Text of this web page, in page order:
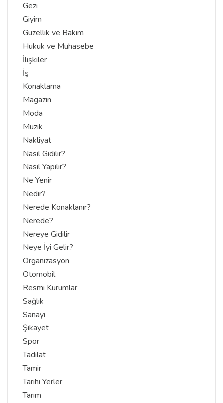
Gezi
Giyim
Güzellik ve Bakım
Hukuk ve Muhasebe
İlişkiler
İş
Konaklama
Magazin
Moda
Müzik
Nakliyat
Nasıl Gidilir?
Nasıl Yapılır?
Ne Yenir
Nedir?
Nerede Konaklanır?
Nerede?
Nereye Gidilir
Neye İyi Gelir?
Organizasyon
Otomobil
Resmi Kurumlar
Sağlık
Sanayi
Şikayet
Spor
Tadilat
Tamir
Tarihi Yerler
Tarım